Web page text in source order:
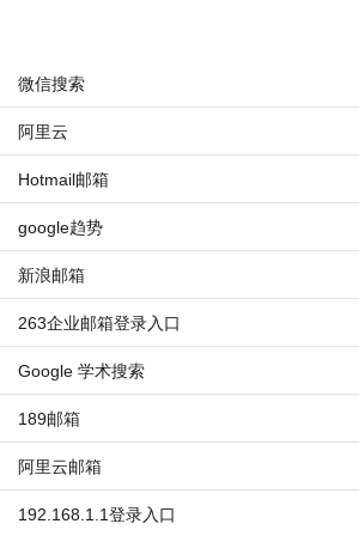
微信搜索
阿里云
Hotmail邮箱
google趋势
新浪邮箱
263企业邮箱登录入口
Google 学术搜索
189邮箱
阿里云邮箱
192.168.1.1登录入口